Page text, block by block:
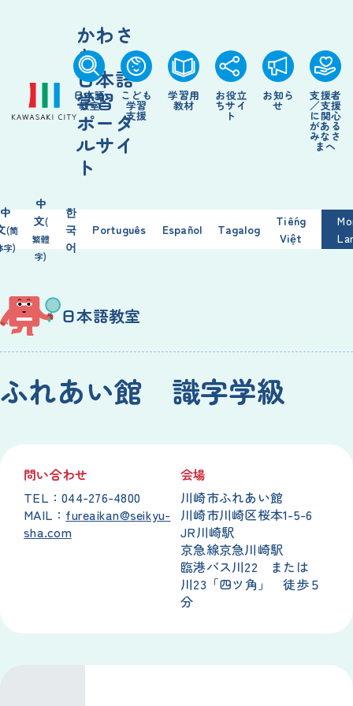
かわさ
き
日本語
学習
ポータ
ルサイ
ト
日本語
教室
こども
学習
支援
学習用
教材
お役立
ちサイ
ト
お知ら
せ
支援者
／支援
に関心
がある
みなさ
まへ
中
(简
字)
中
文(
繁體
字)
한
국
어
Português Español Tagalog
Tiếng
Việt
日本語教室
ふれあい館 識字学級
問い合わせ
TEL：044-276-4800
MAIL： fureaikan@seikyu-
sha.com
会場
川崎市ふれあい館
川崎市川崎区桜本1-5-6
JR川崎駅
京急線京急川崎駅
臨港バス川22 または
川23「四ツ角 」徒歩５
分